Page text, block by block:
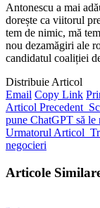
Antonescu a mai
dorește ca viitorul
tem de nimic, mă
nou dezamăgiri ale
candidatul coaliției
Distribuie Articol
Email Copy Link
Articol Precedent
pune ChatGPT să le
Urmatorul Articol
negocieri
Articole